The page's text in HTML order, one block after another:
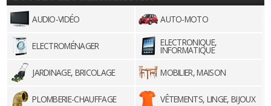
AUDIO-VIDÉO AUTO-MOTO
ELECTROMÉNAGER ELECTRONIQUE,
INFORMATIQUE
JARDINAGE, BRICOLAGE
MOBILIER, MAISON
PLOMBERIE-CHAUFFAGE VÊTEMENTS, LINGE, BIJOUX